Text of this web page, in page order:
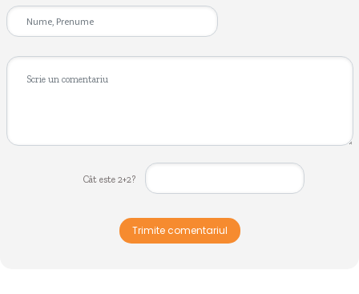
Cât este 2+2?
Trimite comentariul